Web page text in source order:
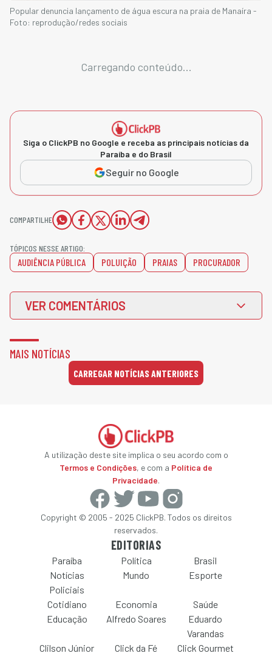
Popular denuncia lançamento de água escura na praia de Manaíra -
Foto: reprodução/redes sociais
Carregando conteúdo...
Siga o ClickPB no Google e receba as principais notícias da
Paraíba e do Brasil
Seguir no Google
COMPARTILHE
TÓPICOS NESSE ARTIGO:
AUDIÊNCIA PÚBLICA POLUIÇÃO PRAIAS PROCURADOR
VER COMENTÁRIOS
MAIS NOTÍCIAS
CARREGAR NOTÍCIAS ANTERIORES
A utilização deste site implica o seu acordo com o
Termos e Condições, e com a Política de
Privacidade.
Copyright © 2005 - 2025 ClickPB. Todos os direitos
reservados.
EDITORIAS
Paraíba Política
Brasil
Notícias
Policiais
Mundo Esporte
Cotidiano Economia
Saúde
Educação
Alfredo Soares
Eduardo
Varandas
Clilson Júnior
Click da Fé Click Gourmet